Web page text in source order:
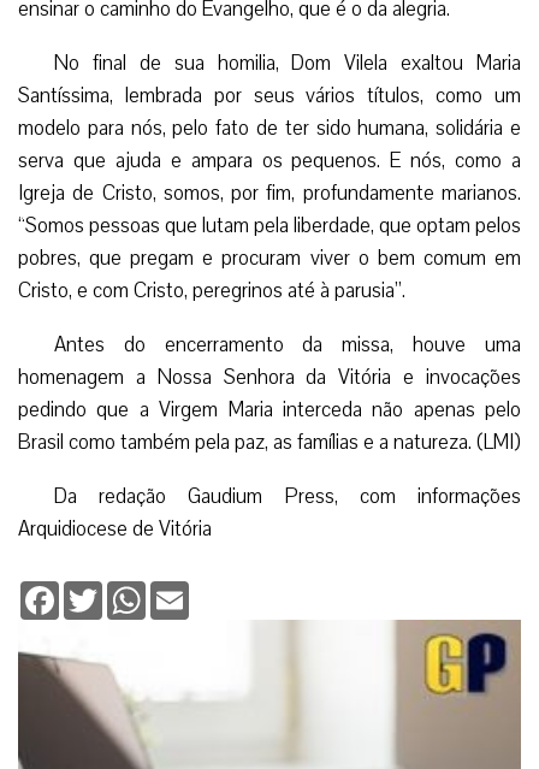
ensinar o caminho do Evangelho, que é o da alegria.
No final de sua homilia, Dom Vilela exaltou Maria
Santíssima, lembrada por seus vários títulos, como um
modelo para nós, pelo fato de ter sido humana, solidária e
serva que ajuda e ampara os pequenos. E nós, como a
Igreja de Cristo, somos, por fim, profundamente marianos.
“Somos pessoas que lutam pela liberdade, que optam pelos
pobres, que pregam e procuram viver o bem comum em
Cristo, e com Cristo, peregrinos até à parusia”.
Antes do encerramento da missa, houve uma
homenagem a Nossa Senhora da Vitória e invocações
pedindo que a Virgem Maria interceda não apenas pelo
Brasil como também pela paz, as famílias e a natureza. (LMI)
Da redação Gaudium Press, com informações
Arquidiocese de Vitória
Facebook
TwitterWhatsApp